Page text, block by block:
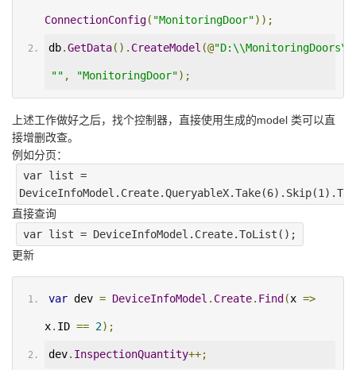
ConnectionConfig( "MonitoringDoor"));
db.GetData(). CreateModel (@
"" , "MonitoringDoor");
上述工作做好之后，找个控制器，直接使用生成的model 类可以直
接增删改查。
例如分页：
var list =
直接查询
var list = DeviceInfoModel.Create.ToList();
更新
var dev = DeviceInfoModel . Create. Find (x =>
x. ID == 2);
dev. InspectionQuantity++;